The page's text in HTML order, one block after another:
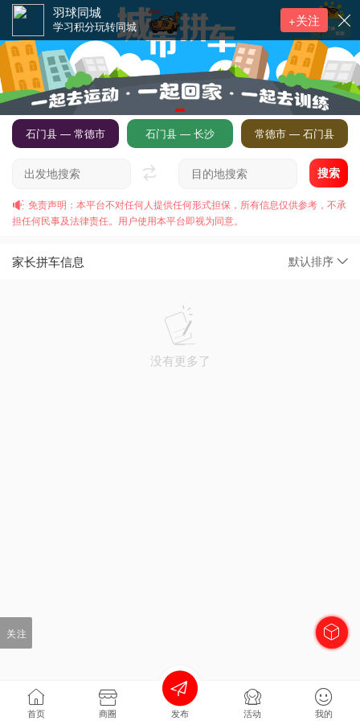
石门县 — 常德市 石门县 — 长沙 常德市 — 石门县
搜索
免责声明：本平台不对任何人提供任何形式担保，所有信息仅供参考，不承
担任何民事及法律责任。用户使用本平台即视为同意。
家长拼车信息 默认排序
没有更多了
首页 商圈 发布 活动 我的
关注
羽球同城
学习积分玩转同城 +关注